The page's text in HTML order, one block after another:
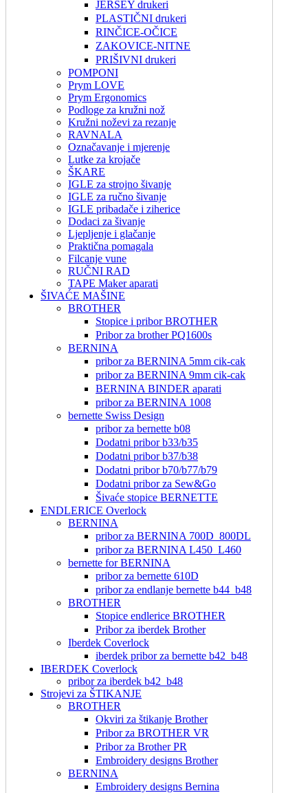
JERSEY drukeri
PLASTIČNI drukeri
RINČICE-OČICE
ZAKOVICE-NITNE
PRIŠIVNI drukeri
POMPONI
Prym LOVE
Prym Ergonomics
Podloge za kružni nož
Kružni noževi za rezanje
RAVNALA
Označavanje i mjerenje
Lutke za krojače
ŠKARE
IGLE za strojno šivanje
IGLE za ručno šivanje
IGLE pribadače i ziherice
Dodaci za šivanje
Ljepljenje i glačanje
Praktična pomagala
Filcanje vune
RUČNI RAD
TAPE Maker aparati
ŠIVAĆE MAŠINE
BROTHER
Stopice i pribor BROTHER
Pribor za brother PQ1600s
BERNINA
pribor za BERNINA 5mm cik-cak
pribor za BERNINA 9mm cik-cak
BERNINA BINDER aparati
pribor za BERNINA 1008
bernette Swiss Design
pribor za bernette b08
Dodatni pribor b33/b35
Dodatni pribor b37/b38
Dodatni pribor b70/b77/b79
Dodatni pribor za Sew&Go
Šivaće stopice BERNETTE
ENDLERICE Overlock
BERNINA
pribor za BERNINA 700D_800DL
pribor za BERNINA L450_L460
bernette for BERNINA
pribor za bernette 610D
pribor za endlanje bernette b44_b48
BROTHER
Stopice endlerice BROTHER
Pribor za iberdek Brother
Iberdek Coverlock
iberdek pribor za bernette b42_b48
IBERDEK Coverlock
pribor za iberdek b42_b48
Strojevi za ŠTIKANJE
BROTHER
Okviri za štikanje Brother
Pribor za BROTHER VR
Pribor za Brother PR
Embroidery designs Brother
BERNINA
Embroidery designs Bernina